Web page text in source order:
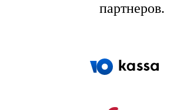
партнеров.